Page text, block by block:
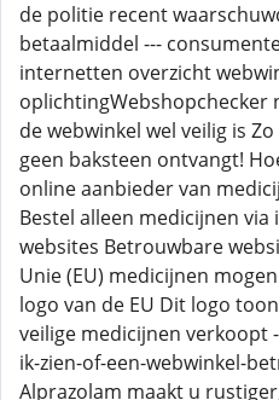
de politie recent
betaalmiddel ---
internetten overzicht
oplichtingWebshopchecker
de webwinkel wel veilig is
geen baksteen ontvangt!
online aanbieder van
Bestel alleen medicijnen
websites Betrouwbare
Unie (EU) medicijnen
logo van de EU Dit logo
veilige medicijnen verkoopt
ik-zien-of-een-webwinkel-
Alprazolam maakt u